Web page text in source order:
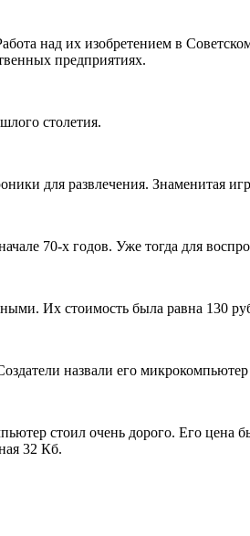
над их изобретением в
предприятиях.
столетия.
для развлечения. Знаменитая
70-х годов. Уже тогда для
Их стоимость была равна 130
назвали его
стоил очень дорого. Его
32 Кб.